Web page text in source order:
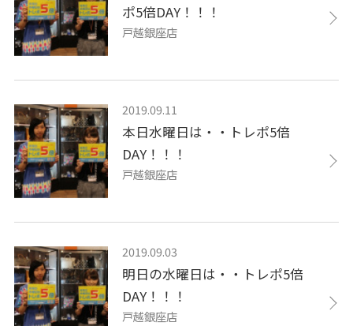
ポ5倍DAY！！！
戸越銀座店
2019.09.11
本日水曜日は・・トレポ5倍
DAY！！！
戸越銀座店
2019.09.03
明日の水曜日は・・トレポ5倍
DAY！！！
戸越銀座店